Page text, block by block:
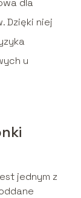
Dzięki niej
u
jednym z